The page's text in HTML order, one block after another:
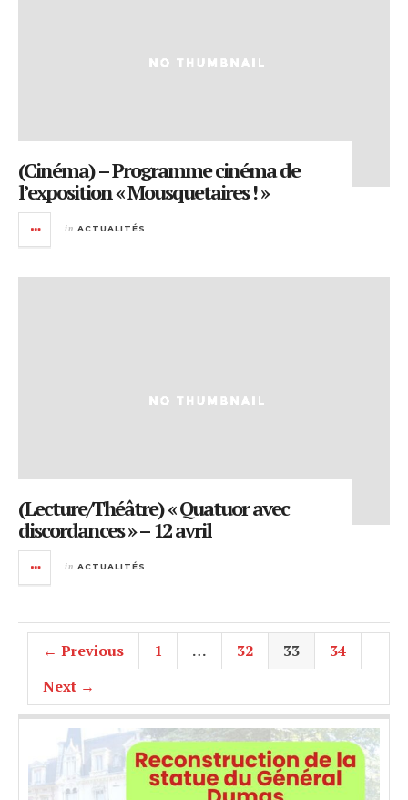
(Cinéma) – Programme cinéma de
l’exposition « Mousquetaires ! »
in ACTUALITÉS
(Lecture/Théâtre) « Quatuor avec
discordances » – 12 avril
in ACTUALITÉS
← Previous 1 … 32 33
34
Next →